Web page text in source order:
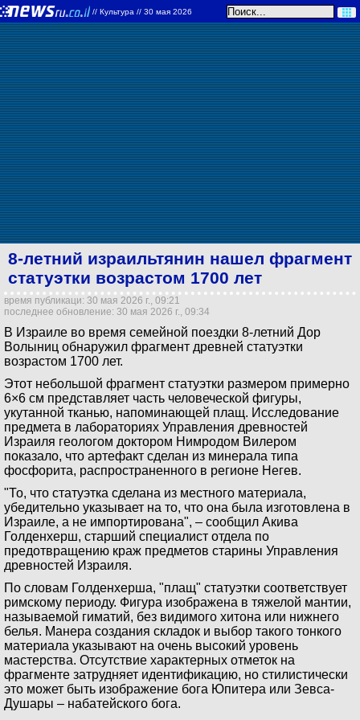
// Культура // 30 мая 2026
8-летний израильтянин нашел фрагмент
статуэтки возрастом 1700 лет
время публикаци: 30 мая 2026 г., 09:21
последнее обновление: 30 мая 2026 г., 09:34
В Израиле во время семейной поездки 8-летний Дор
Волыниц обнаружил фрагмент древней статуэтки
возрастом 1700 лет.
Этот небольшой фрагмент статуэтки размером примерно
6×6 см представляет часть человеческой фигуры,
укутанной тканью, напоминающей плащ. Исследование
предмета в лабораториях Управления древностей
Израиля геологом доктором Нимродом Вилером
показало, что артефакт сделан из минерала типа
фосфорита, распространенного в регионе Негев.
"То, что статуэтка сделана из местного материала,
убедительно указывает на то, что она была изготовлена в
Израиле, а не импортирована", – сообщил Акива
Голденхерш, старший специалист отдела по
предотвращению краж предметов старины Управления
древностей Израиля.
По словам Голденхерша, "плащ" статуэтки соответствует
римскому периоду. Фигура изображена в тяжелой мантии,
называемой гиматий, без видимого хитона или нижнего
белья. Манера создания складок и выбор такого тонкого
материала указывают на очень высокий уровень
мастерства. Отсутствие характерных отметок на
фрагменте затрудняет идентификацию, но стилистически
это может быть изображение бога Юпитера или Зевса-
Душары – набатейского бога.